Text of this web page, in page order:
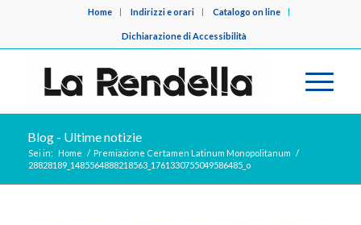
Home Indirizzi e orari Catalogo on line
Dichiarazione di Accessibilità
Blog - Ultime notizie
Sei in: Home / Premiazione Certamen Latinum Monopolitanum /
28828189_1485564888218563_1761330755049586485_o